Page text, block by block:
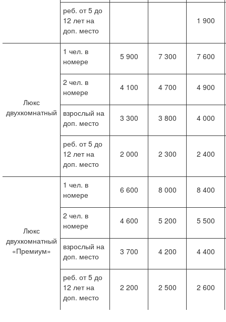
реб. от 5 до
12 лет на
доп. место
1 900
Люкс
двухкомнатный
1 чел. в
номере
5 900 7 300 7 600
2 чел. в
номере
4 100 4 700 4 900
взрослый на
доп. место
3 300 3 800 4 000
реб. от 5 до
12 лет на
доп. место
2 000 2 300 2 400
Люкс
двухкомнатный
«Премиум»
1 чел. в
номере
6 600 8 000 8 400
2 чел. в
номере
4 600 5 200 5 500
взрослый на
доп. место
3 700 4 200 4 400
реб. от 5 до
12 лет на
доп. место
2 200 2 500 2 600